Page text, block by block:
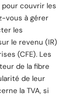
pour couvrir les
vous à gérer
les
le revenu (IR)
(CFE). Les
de la fibre
de leur
la TVA, si